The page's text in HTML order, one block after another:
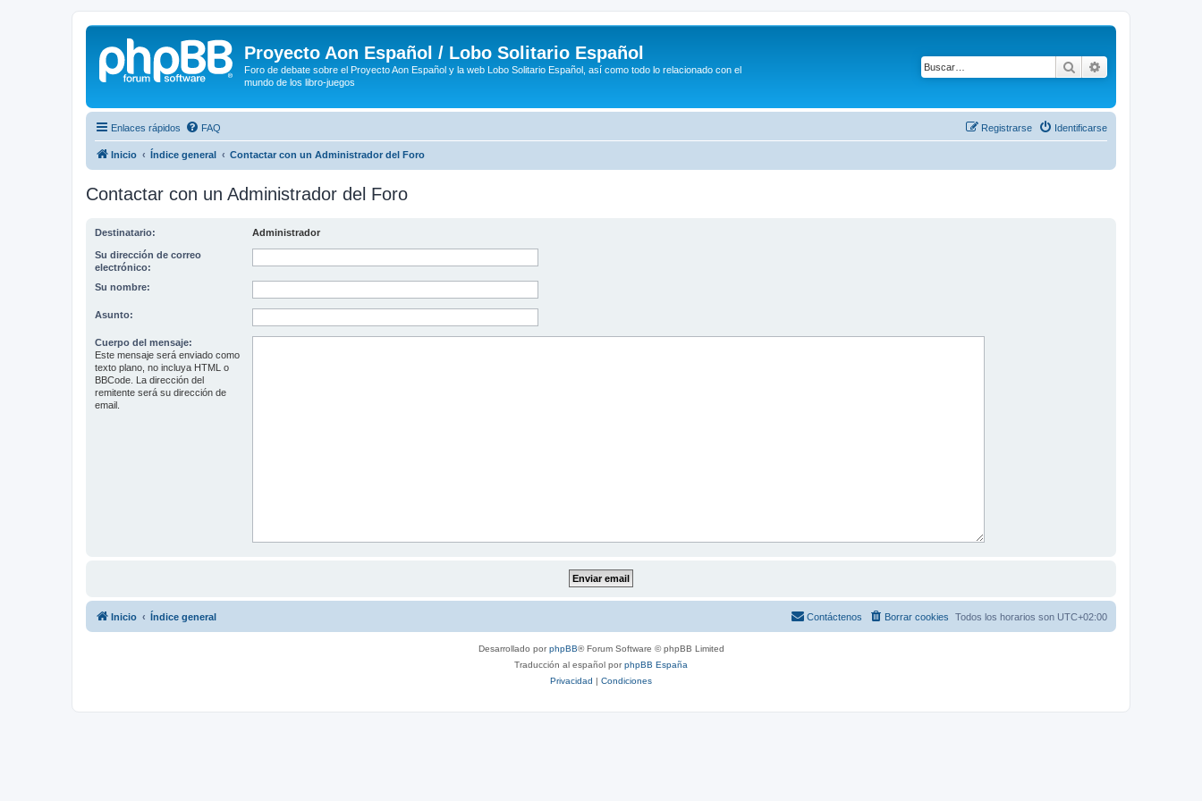
Proyecto Aon Español / Lobo Solitario Español
Foro de debate sobre el Proyecto Aon Español y la web Lobo Solitario Español, así como todo lo relacionado con el
mundo de los libro-juegos
Buscar
Enlaces rápidos FAQ Identificarse
Registrarse
Inicio Índice general Contactar con un Administrador del Foro
Contactar con un Administrador del Foro
Destinatario: Administrador
Su dirección de correo
electrónico:
Su nombre:
Asunto:
Cuerpo del mensaje:
Este mensaje será enviado como
texto plano, no incluya HTML o
BBCode. La dirección del
remitente será su dirección de
email.
Inicio Índice general Todos los horarios son UTC+02:00
Borrar cookies
Contáctenos
Desarrollado porphpBB® Forum Software © phpBB Limited
Traducción al español porphpBB España
Privacidad | Condiciones